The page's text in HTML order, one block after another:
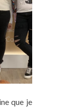
que je